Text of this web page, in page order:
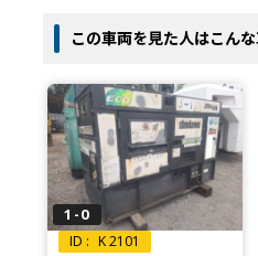
この車両を見た人はこん
1-0
K 2101